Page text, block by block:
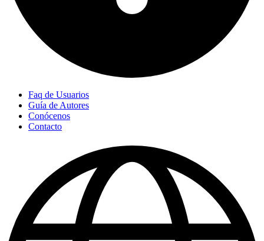
Faq de Usuarios
Guía de Autores
Conócenos
Contacto